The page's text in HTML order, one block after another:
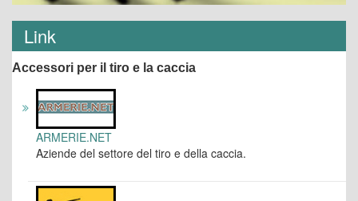
Link
Accessori per il tiro e la caccia
ARMERIE.NET
Aziende del settore del tiro e della caccia.